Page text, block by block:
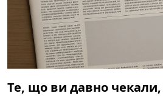
Те, що ви давно